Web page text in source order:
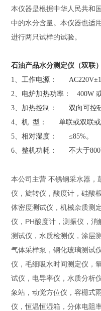
本仪器是根据中华人民共和
中的水分含量。本仪器也适
进行两只试样的试验。
石油产品水分测定仪（双联）
1、工作电源：
2、电炉加热功率： 400W 或
3、加热控制： 双向可控硅
4、机 型： 单联或双联或
5、相对湿度： ≤85%。
6、整机功耗： 不大于
本公司主营 不锈钢采水器，
仪，旋转仪，酸度计，硅酸
体密度测试仪，机械杂质测
仪，PH酸度计，测振仪，
测试仪，水质检测仪，涂层
气体采样泵，钢化玻璃测试
仪，毛细吸水时间测定仪，
试仪，电导率仪，水质分析
象站，动觉方位仪，容栅式
仪，恒温恒湿箱，分体电阻